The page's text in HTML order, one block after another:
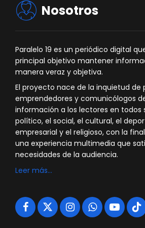
Nosotros
Paralelo 19 es un periódico digital
principal objetivo mantener
manera veraz y objetiva.
El proyecto nace de la inquietud de
emprendedores y comunicólogos
información a los lectores en todos
político, el social, el cultural, el
empresarial y el religioso, con la
una experiencia multimedia que
necesidades de la audiencia.
Leer más…